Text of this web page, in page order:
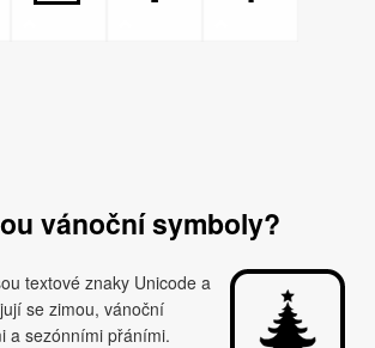
vánoční symboly?
textové znaky Unicode a
se zimou, vánoční
a sezónními přáními.